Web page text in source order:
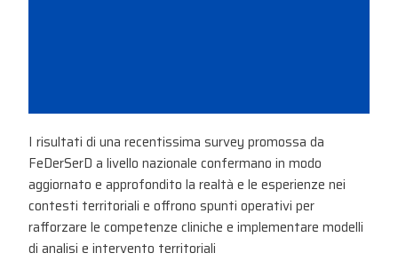
I risultati di una recentissima survey promossa da
FeDerSerD a livello nazionale confermano in modo
aggiornato e approfondito la realtà e le esperienze nei
contesti territoriali e offrono spunti operativi per
rafforzare le competenze cliniche e implementare modelli
di analisi e intervento territoriali